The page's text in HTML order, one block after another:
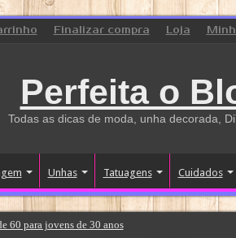
Finalizar compra Loja
Perfeita o
Todas as dicas de moda, unha decorada,
Unhas Tatuagens Cuidados
60 para jovens de 30 anos